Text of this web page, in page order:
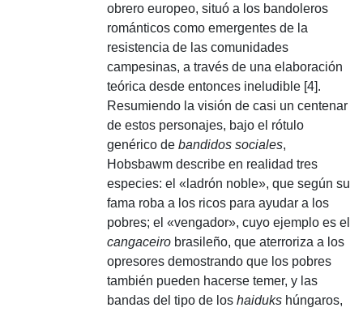
obrero europeo, situó a los bandoleros
románticos como emergentes de la
resistencia de las comunidades
campesinas, a través de una elaboración
teórica desde entonces ineludible [4].
Resumiendo la visión de casi un centenar
de estos personajes, bajo el rótulo
genérico de bandidos sociales,
Hobsbawm describe en realidad tres
especies: el «ladrón noble», que según su
fama roba a los ricos para ayudar a los
pobres; el «vengador», cuyo ejemplo es el
cangaceiro brasileño, que aterroriza a los
opresores demostrando que los pobres
también pueden hacerse temer, y las
bandas del tipo de los haiduks húngaros,